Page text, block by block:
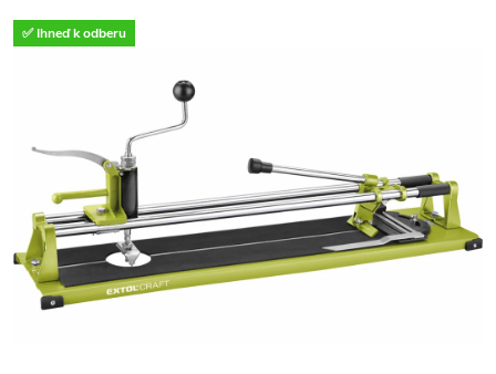
✅ Ihneď k odberu